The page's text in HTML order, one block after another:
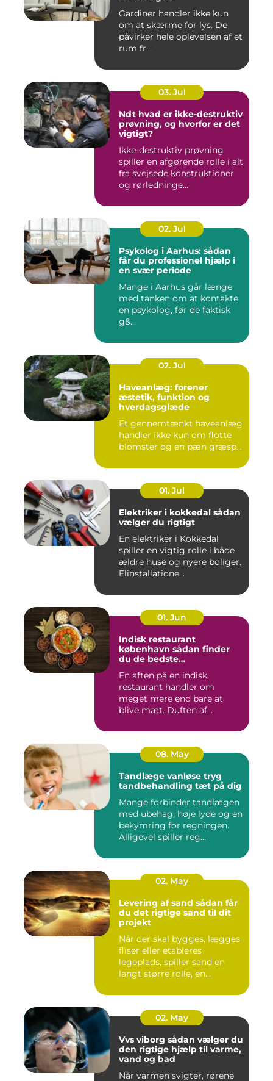
Gardiner handler ikke kun
om at skærme for lys. De
påvirker hele oplevelsen af et
rum fr...
03. Jul
Ndt hvad er ikke-destruktiv
prøvning, og hvorfor er det
vigtigt?
Ikke-destruktiv prøvning
spiller en afgørende rolle i alt
fra svejsede konstruktioner
og rørledninge...
02. Jul
Psykolog i Aarhus: sådan
får du professionel hjælp i
en svær periode
Mange i Aarhus går længe
med tanken om at kontakte
en psykolog, før de faktisk
g&...
02. Jul
Haveanlæg: forener
æstetik, funktion og
hverdagsglæde
Et gennemtænkt haveanlæg
handler ikke kun om flotte
blomster og en pæn græsp...
01. Jul
Elektriker i kokkedal sådan
vælger du rigtigt
En elektriker i Kokkedal
spiller en vigtig rolle i både
ældre huse og nyere boliger.
Elinstallatione...
01. Jun
Indisk restaurant
københavn sådan finder
du de bedste
En aften på en indisk
restaurant handler om
meget mere end bare at
blive mæt. Duften af
08. May
Tandlæge vanløse tryg
tandbehandling tæt på dig
Mange forbinder tandlægen
med ubehag, høje lyde og en
bekymring for regningen.
Alligevel spiller reg...
02. May
Levering af sand sådan får
du det rigtige sand til dit
projekt
Når der skal bygges, lægges
fliser eller etableres
legeplads, spiller sand en
langt større rolle, en...
02. May
Vvs viborg sådan vælger du
den rigtige hjælp til varme,
vand og bad
Når varmen svigter, rørene